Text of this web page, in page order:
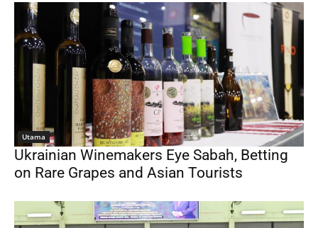
Utama
Ukrainian Winemakers Eye Sabah, Betting
on Rare Grapes and Asian Tourists